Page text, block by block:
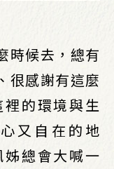
時候去，總有
很感謝有這麼
的環境與生
又自在的地
總會大喊一